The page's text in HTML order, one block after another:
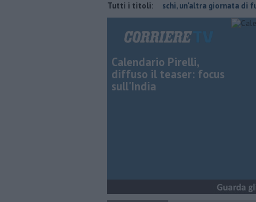
Tutti i titoli:
Incendi nei boschi, un'altra giornata di fuoco
Calendario Pirelli,
diffuso il teaser: focus
sull'India